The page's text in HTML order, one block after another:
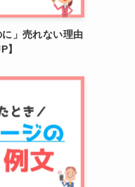
」売れない理由
】